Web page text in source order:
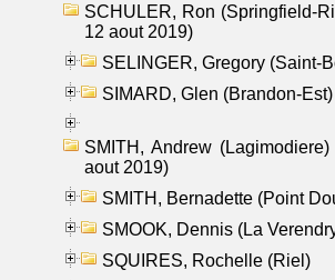
SCHULER, Ron (Springfield-
12 aout 2019)
SELINGER, Gregory (Saint-
SIMARD, Glen (Brandon-Est)
SMITH, Andrew
aout 2019)
SMITH, Bernadette (Point
SMOOK, Dennis (La
SQUIRES, Rochelle (Riel)